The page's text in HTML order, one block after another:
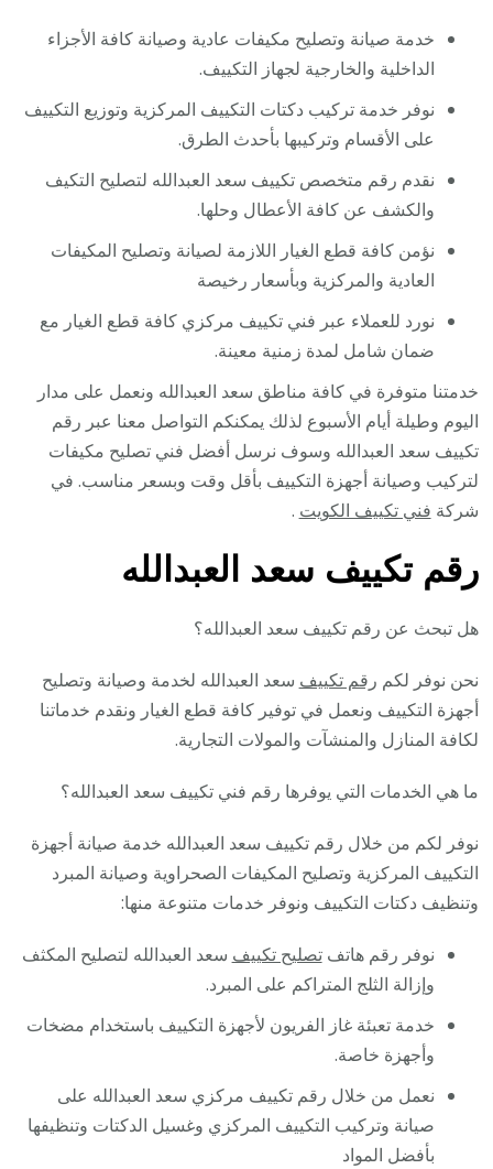
خدمة صيانة وتصليح مكيفات عادية وصيانة كافة الأجزاء
الداخلية والخارجية لجهاز التكييف.
نوفر خدمة تركيب دكتات التكييف المركزية وتوزيع التكييف
على الأقسام وتركيبها بأحدث الطرق.
نقدم رقم متخصص تكييف سعد العبدالله لتصليح التكيف
والكشف عن كافة الأعطال وحلها.
نؤمن كافة قطع الغيار اللازمة لصيانة وتصليح المكيفات
العادية والمركزية وبأسعار رخيصة
نورد للعملاء عبر فني تكييف مركزي كافة قطع الغيار مع
ضمان شامل لمدة زمنية معينة.
خدمتنا متوفرة في كافة مناطق سعد العبدالله ونعمل على مدار
اليوم وطيلة أيام الأسبوع لذلك يمكنكم التواصل معنا عبر رقم
تكييف سعد العبدالله وسوف نرسل أفضل فني تصليح مكيفات
لتركيب وصيانة أجهزة التكييف بأقل وقت وبسعر مناسب. في
شركة فني تكييف الكويت .
رقم تكييف سعد العبدالله
هل تبحث عن رقم تكييف سعد العبدالله؟
نحن نوفر لكم رقم تكييف سعد العبدالله لخدمة وصيانة وتصليح
أجهزة التكييف ونعمل في توفير كافة قطع الغيار ونقدم خدماتنا
لكافة المنازل والمنشآت والمولات التجارية.
ما هي الخدمات التي يوفرها رقم فني تكييف سعد العبدالله؟
نوفر لكم من خلال رقم تكييف سعد العبدالله خدمة صيانة أجهزة
التكييف المركزية وتصليح المكيفات الصحراوية وصيانة المبرد
وتنظيف دكتات التكييف ونوفر خدمات متنوعة منها:
نوفر رقم هاتفتصليح تكييف سعد العبدالله لتصليح المكثف
وإزالة الثلج المتراكم على المبرد.
خدمة تعبئة غاز الفريون لأجهزة التكييف باستخدام مضخات
وأجهزة خاصة.
نعمل من خلال رقم تكييف مركزي سعد العبدالله على
صيانة وتركيب التكييف المركزي وغسيل الدكتات وتنظيفها
بأفضل المواد